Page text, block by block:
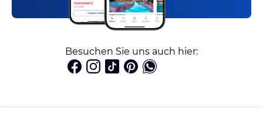
Besuchen Sie uns auch hier: